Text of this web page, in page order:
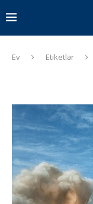
Ev Etiketlər